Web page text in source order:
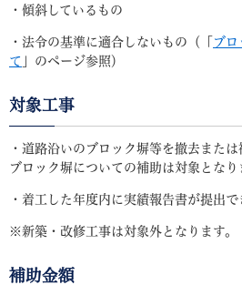
・傾斜しているもの
・法令の基準に適合しないもの（「
ブ
て 」のページ参照）
対象工事
・道路沿いのブロック塀等を撤去また
ブロック塀についての補助は対象となり
・着工した年度内に実績報告書が提出
※新築・改修工事は対象外となります。
補助金額